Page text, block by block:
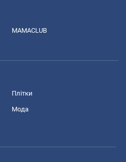
MAMACLUB
Плітки
Мода